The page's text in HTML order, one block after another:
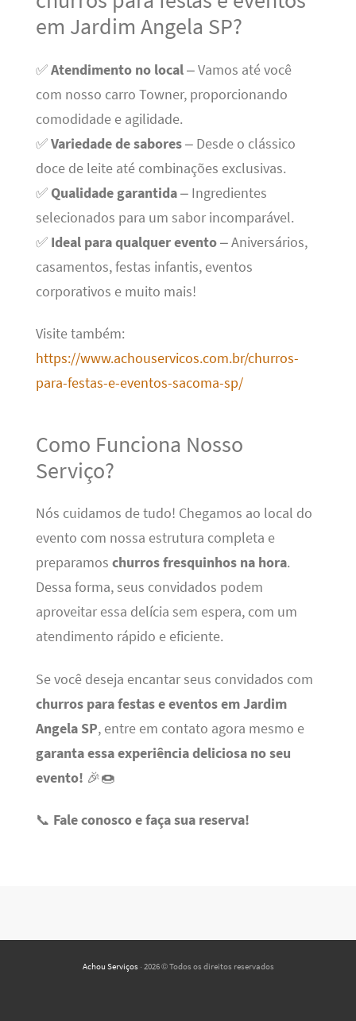
em Jardim Angela SP?
✅Atendimento no local– Vamos até você
com nosso carro Towner, proporcionando
comodidade e agilidade.
✅Variedade de sabores– Desde o clássico
doce de leite até combinações exclusivas.
✅ Qualidade garantida– Ingredientes
selecionados para um sabor incomparável.
✅ Ideal para qualquer evento– Aniversários,
casamentos, festas infantis, eventos
corporativos e muito mais!
Visite também:
https://www.achouservicos.com.br/churros-
para-festas-e-eventos-sacoma-sp/
Como Funciona Nosso
Serviço?
Nós cuidamos de tudo! Chegamos ao local do
evento com nossa estrutura completa e
preparamos churros fresquinhos na hora.
Dessa forma, seus convidados podem
aproveitar essa delícia sem espera, com um
atendimento rápido e eficiente.
Se você deseja encantar seus convidados com
churros para festas e eventos em Jardim
Angela SP, entre em contato agora mesmo e
garanta essa experiência deliciosa no seu
evento! 🎉🍩
📞 Fale conosco e faça sua reserva!
Achou Serviços· 2026 © Todos os direitos reservados